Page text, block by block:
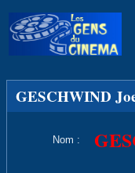
GESCHWIND
Nom :